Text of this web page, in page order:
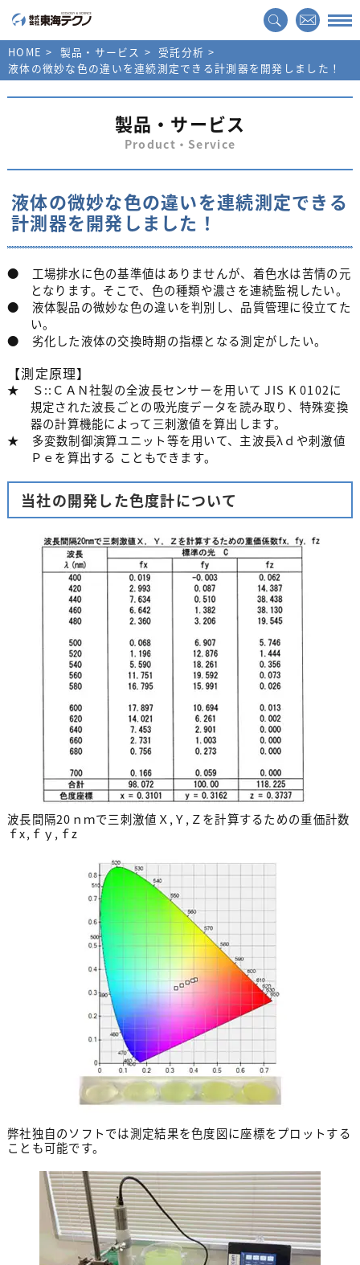
HOME 製品・サービス
受託分析
液体の微妙な色の違いを連続測定できる計測器を開発しました！
製品・サービス
Product・Service
液体の微妙な色の違いを連続測定できる
計測器を開発しました！
● 工場排水に色の基準値はありませんが、着色水は苦情の元
となります。そこで、色の種類や濃さを連続監視したい。
● 液体製品の微妙な色の違いを判別し、品質管理に役立てた
い。
● 劣化した液体の交換時期の指標となる測定がしたい。
【測定原理】
★ Ｓ::ＣＡＮ社製の全波長センサーを用いて JIS K 0102に
規定された波長ごとの吸光度データを読み取り、特殊変換
器の計算機能によって三刺激値を算出します。
★ 多変数制御演算ユニット等を用いて、主波長λｄや刺激値
Ｐｅを算出する こともできます。
当社の開発した色度計について
波長間隔20ｎｍで三刺激値Ｘ,Ｙ,Ｚを計算するための重価計数
ｆx,ｆｙ,ｆz
弊社独自のソフトでは測定結果を色度図に座標をプロットする
ことも可能です。